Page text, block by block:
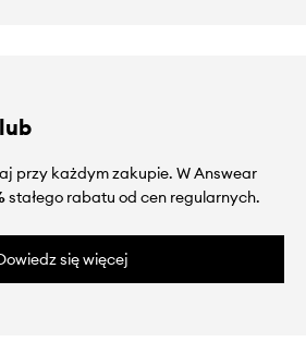
przy każdym zakupie. W Answear
stałego rabatu od cen regularnych.
się więcej